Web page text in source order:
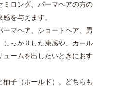
ミロング、パーマヘアの方の
を与えます。
ーマヘア、ショートヘア、男
っかりした束感や、カール
ームを出したいときにおす
子（ホールド）。どちらも